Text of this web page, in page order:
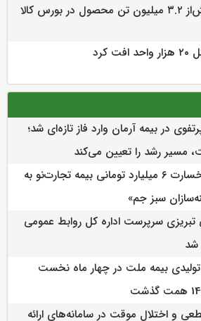
کالا
در بیمه آرمان وارد فاز تازه‌ای شد؛
مسیر رشد را تعیین می‌کند
پرداخت خسارت ۶ میلیارد تومانی بیمه تجارت‌نو به
سبز جم»
سرپرست اداره كل روابط عمومی
شد
بیمه ملت در چهار ماه نخست
و اختلال موقت در سامانه‌های ارائه